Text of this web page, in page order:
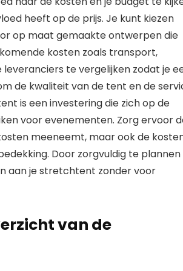
heeft op de prijs. Je kunt kiezen
op maat gemaakte ontwerpen die
kosten zoals transport,
te vergelijken zodat je
de kwaliteit van de tent en de
is een investering die zich op de
voor evenementen. Zorg ervoor
meeneemt, maar ook de
Door zorgvuldig te plannen
aan je stretchtent zonder voor
van de